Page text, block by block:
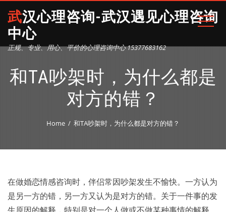
武汉心理咨询-武汉遇见心理咨询
中心
正规、专业、用心、平价的心理咨询中心 15377683162
和TA吵架时，为什么都是
对方的错？
Home 和TA吵架时，为什么都是对方的错？
在做婚恋情感咨询时，伴侣常因吵架发生不愉快。一方认为
是另一方的错，另一方又认为是对方的错。关于一件事的发